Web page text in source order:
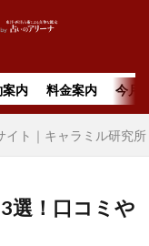
案内 料金案内 今月
イト｜キャラミル研究所
選！口コミや